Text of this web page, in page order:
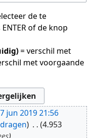
de te
of de knop
= verschil met
met voorgaande
jun 2019 21:56
4.953